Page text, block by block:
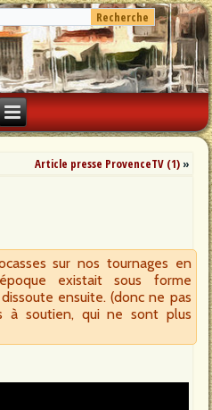
Article presse ProvenceTV (1)»
sur nos tournages en
existait sous forme
ensuite. (donc ne pas
à soutien, qui ne sont plus